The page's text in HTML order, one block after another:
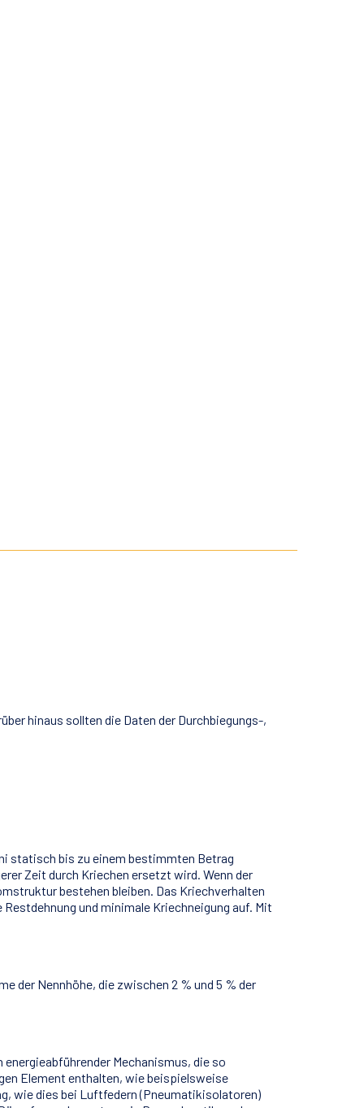
hinaus sollten die Daten der Durchbiegungs-,
statisch bis zu einem bestimmten Betrag
Zeit durch Kriechen ersetzt wird. Wenn der
bestehen bleiben. Das Kriechverhalten
und minimale Kriechneigung auf. Mit
der Nennhöhe, die zwischen 2 % und 5 % der
Mechanismus, die so
Element enthalten, wie beispielsweise
wie dies bei Luftfedern (Pneumatikisolatoren)